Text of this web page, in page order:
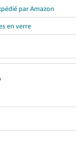
par Amazon
en verre